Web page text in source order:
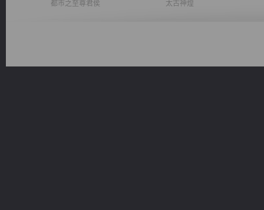
都市之至尊君侯 太古神煌